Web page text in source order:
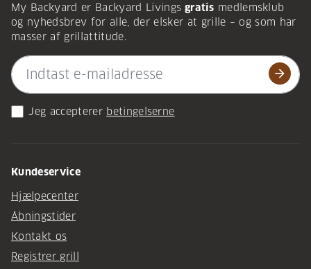
My Backyard er Backyard Livings gratis medlemsklub
og nyhedsbrev for alle, der elsker at grille – og som har
masser af grillattitude.
arrow_forward
Jeg accepterer betingelserne
Kundeservice
Hjælpecenter
Åbningstider
Kontakt os
Registrer grill